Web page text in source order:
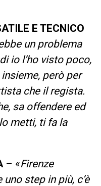
E TECNICO
un problema
io l’ho visto poco,
però per
che il regista.
sa offendere ed
metti, ti fa la
– «Firenze
step in più, c’è